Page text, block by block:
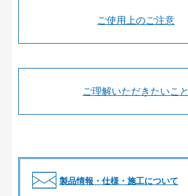
ご使用上のご注意
ご理解いただきたいこと
製品情報・仕様・施工について